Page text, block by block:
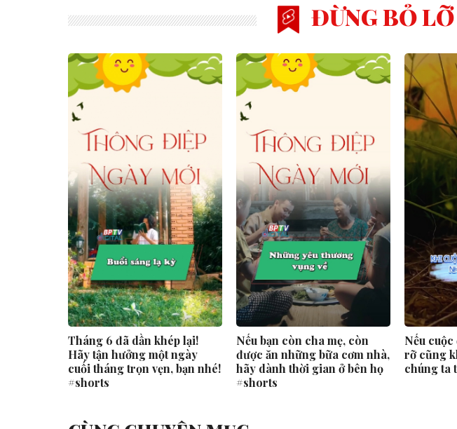
ĐỪNG BỎ LỠ
Tháng 6 đã dần khép lại!
Hãy tận hưởng một ngày
cuối tháng trọn vẹn, bạn nhé!
#shorts
Nếu bạn còn cha mẹ, còn
được ăn những bữa cơm nhà,
hãy dành thời gian ở bên họ
#shorts
Nếu
rỡ cũng
chúng ta